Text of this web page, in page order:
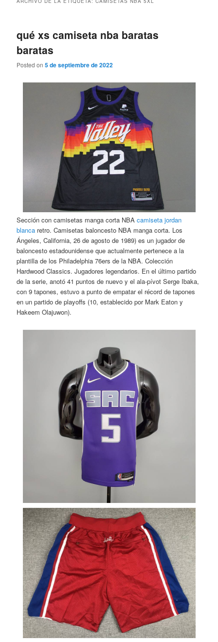
qué xs camiseta nba baratas
baratas
Posted on5 de septiembre de 2022
Sección con camisetas manga corta NBAcamiseta jordan
blanca retro. Camisetas baloncesto NBA manga corta. Los
Ángeles, California, 26 de agosto de 1989) es un jugador de
baloncesto estadounidense que actualmente pertenece a la
plantilla de los Philadelphia 76ers de la NBA. Colección
Hardwood Classics. Jugadores legendarios. En el último partido
de la serie, anotó 41 puntos de nuevo y el ala-pívot Serge Ibaka,
con 9 tapones, estuvo a punto de empatar el récord de tapones
en un partido de playoffs (10, establecido por Mark Eaton y
Hakeem Olajuwon).